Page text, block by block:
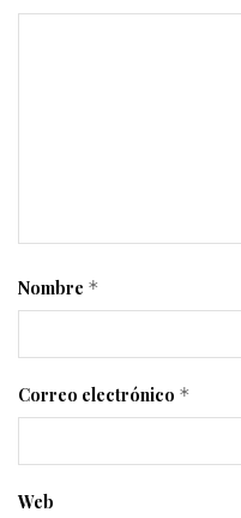
Nombre *
Correo electrónico *
Web